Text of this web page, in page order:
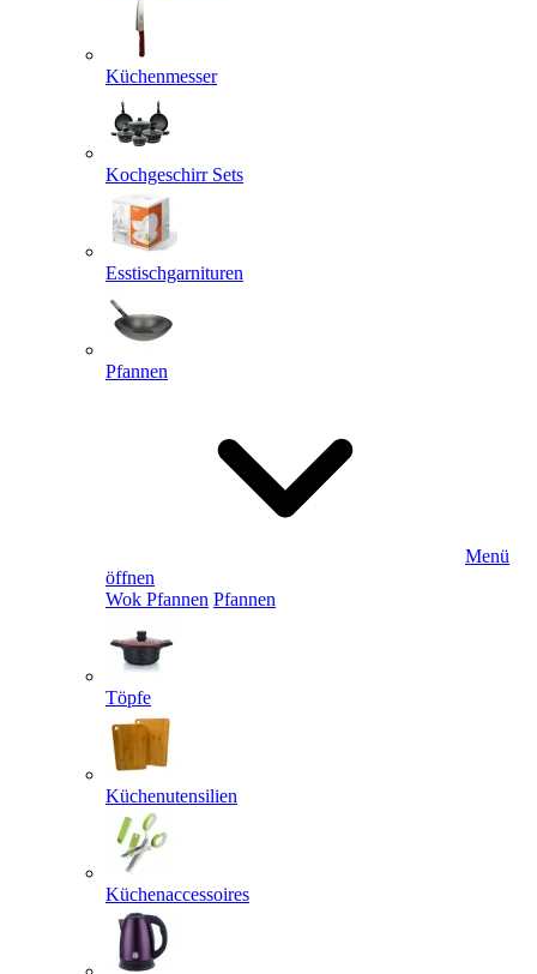
Küchenmesser
Kochgeschirr Sets
Esstischgarnituren
Pfannen
Menü
öffnen
Wok Pfannen Pfannen
Töpfe
Küchenutensilien
Küchenaccessoires